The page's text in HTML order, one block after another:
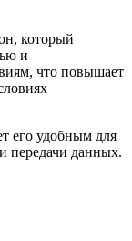
который
и
что повышает
его удобным для
передачи данных.